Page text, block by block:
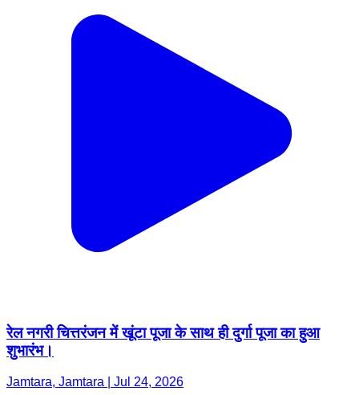
रेल नगरी चित्तरंजन में खूंटा पूजा के साथ ही दुर्गा पूजा का हुआ
शुभारंभ।
Jamtara, Jamtara | Jul 24, 2026